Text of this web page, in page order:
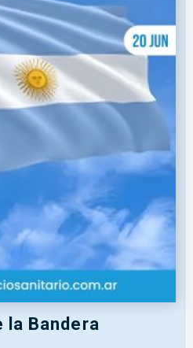
Bandera